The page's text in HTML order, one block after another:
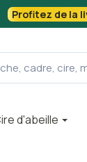
Profitez de la
d'abeille